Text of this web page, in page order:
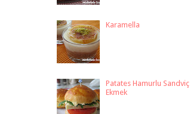
Karamella
Patates Hamurlu Sandviç
Ekmek